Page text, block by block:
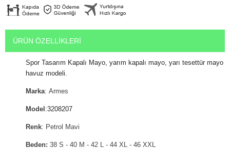
ÜRÜN ÖZELLIKLERI
Spor Tasarım Kapalı Mayo, yarım kapalı mayo, yarı tesettür mayo
havuz modeli.
Marka: Armes
Model :3208207
Renk: Petrol Mavi
Beden: 38 S - 40 M - 42 L - 44 XL - 46 XXL